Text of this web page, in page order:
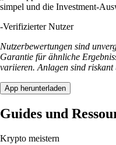
simpel und die Investment-
-Verifizierter Nutzer
Nutzerbewertungen sind
Garantie für ähnliche
variieren. Anlagen sind riskant
App herunterladen
Guides und
Krypto meistern